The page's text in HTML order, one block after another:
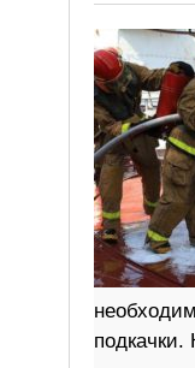
подкачки.